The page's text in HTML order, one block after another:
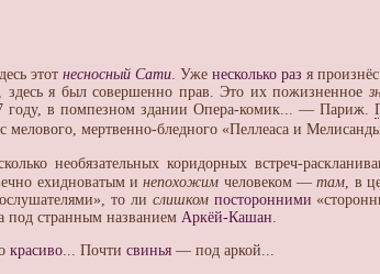
этот несносный Сати. Уже несколько раз я произнёс
я был совершенно прав. Это их пожизненное
году, в помпезном здании Опера-комик... — Париж.
мелового, мертвенно-бледного «Пеллеаса и
необязательных коридорных встреч-
ехидноватым инепохожим человеком —там, в
то ли слишком посторонними
под странным названием Аркёй-Кашан.
красиво... Почти свинья — под аркой...